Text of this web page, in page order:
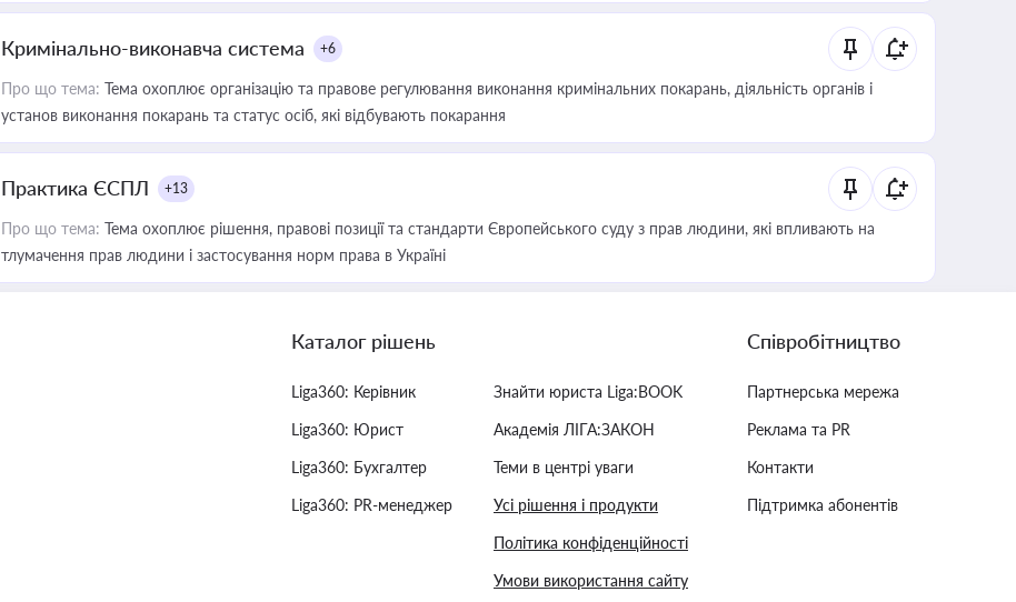
Кримінально-виконавча система +6
Про що тема: Тема охоплює організацію та правове регулювання виконання кримінальних покарань, діяльність органів і
установ виконання покарань та статус осіб, які відбувають покарання
Практика ЄСПЛ +13
Про що тема: Тема охоплює рішення, правові позиції та стандарти Європейського суду з прав людини, які впливають на
тлумачення прав людини і застосування норм права в Україні
Каталог рішень
Liga360: Керівник
Liga360: Юрист
Liga360: Бухгалтер
Liga360: PR-менеджер
Знайти юриста Liga:BOOK
Академія ЛІГА:ЗАКОН
Теми в центрі уваги
Усі рішення і продукти
Політика конфіденційності
Умови використання сайту
Співробітництво
Партнерська мережа
Реклама та PR
Контакти
Підтримка абонентів